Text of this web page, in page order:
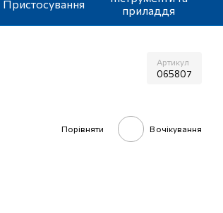
Пристосування
приладдя
Артикул
065807
Порівняти В очікування